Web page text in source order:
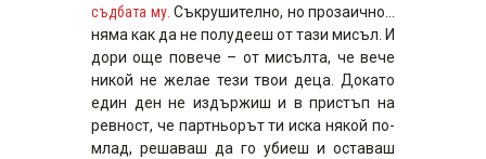
съдбата му. Съкрушително, но прозаично…
няма как да не полудееш от тази мисъл. И
дори още повече – от мисълта, че вече
никой не желае тези твои деца. Докато
един ден не издържиш и в пристъп на
ревност, че партньорът ти иска някой по-
млад, решаваш да го убиеш и оставаш